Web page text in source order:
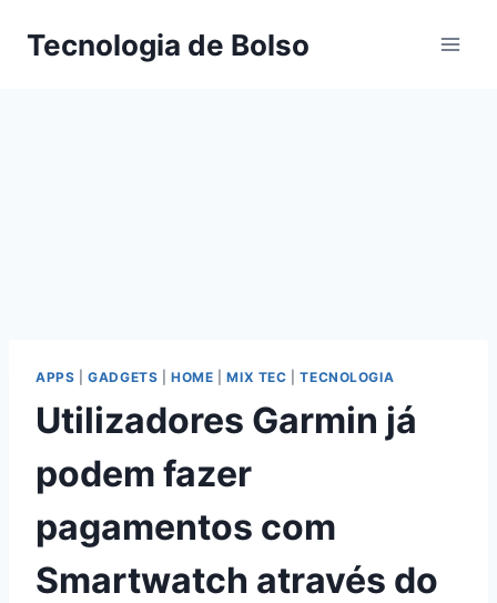
Tecnologia de Bolso
APPS |GADGETS |HOME |MIX TEC |TECNOLOGIA
Utilizadores Garmin já
podem fazer
pagamentos com
Smartwatch através do